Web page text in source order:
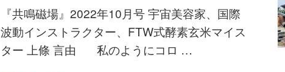
『共鳴磁場』2022年10月号 宇宙美容家、国際
波動インストラクター、FTW式酵素玄米マイス
ター 上條 言由 私のようにコロ …